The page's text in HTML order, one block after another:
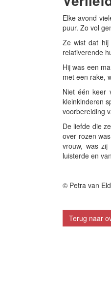
Elke avond
puur. Zo vol
Ze wist dat hij
relativerende
Hij was een
met een rake,
Niet één keer
kleinkinderen
voorbereiding
De liefde die
over rozen
vrouw, was
luisterde en
© Petra van
Terug naar